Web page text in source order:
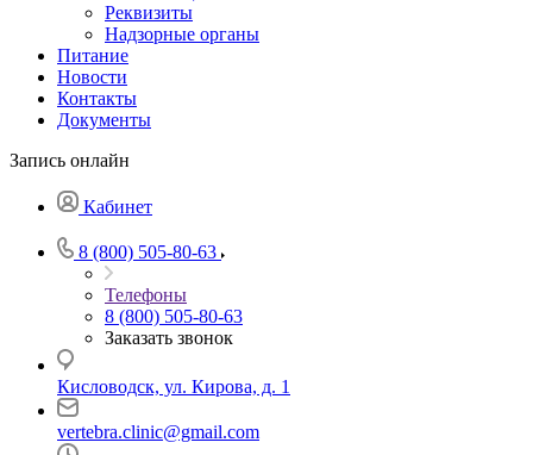
Реквизиты
Надзорные органы
Питание
Новости
Контакты
Документы
Запись онлайн
Кабинет
8 (800) 505-80-63
Телефоны
8 (800) 505-80-63
Заказать звонок
Кисловодск, ул. Кирова, д. 1
vertebra.clinic@gmail.com